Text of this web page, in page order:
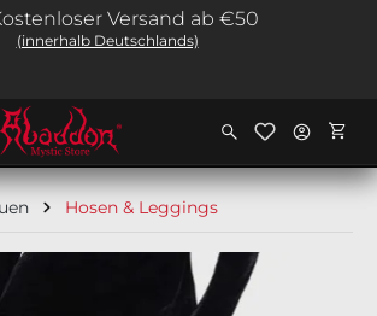
Versand ab €50
(innerhalb Deutschlands)
Hosen & Leggings